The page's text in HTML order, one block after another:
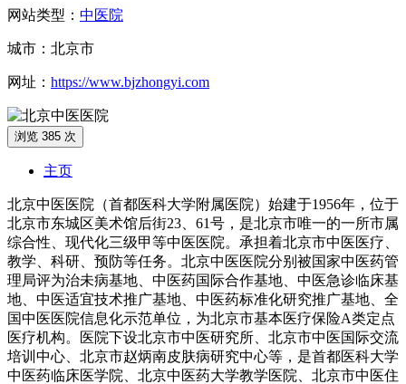
网站类型： 中医院
城市：北京市
网址： https://www.bjzhongyi.com
浏览 385 次
主页
北京中医医院（首都医科大学附属医院）始建于1956年，位于
北京市东城区美术馆后街23、61号，是北京市唯一的一所市属
综合性、现代化三级甲等中医医院。承担着北京市中医医疗、
教学、科研、预防等任务。北京中医医院分别被国家中医药管
理局评为治未病基地、中医药国际合作基地、中医急诊临床基
地、中医适宜技术推广基地、中医药标准化研究推广基地、全
国中医医院信息化示范单位，为北京市基本医疗保险A类定点
医疗机构。医院下设北京市中医研究所、北京市中医国际交流
培训中心、北京市赵炳南皮肤病研究中心等，是首都医科大学
中医药临床医学院、北京中医药大学教学医院、北京市中医住